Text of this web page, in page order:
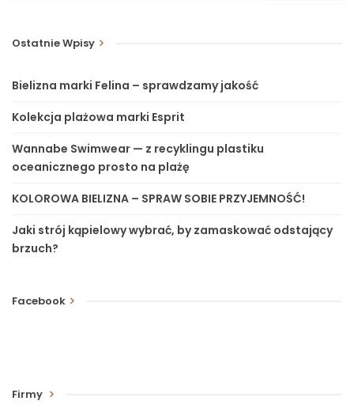
Ostatnie Wpisy
Bielizna marki Felina – sprawdzamy jakość
Kolekcja plażowa marki Esprit
Wannabe Swimwear — z recyklingu plastiku
oceanicznego prosto na plażę
KOLOROWA BIELIZNA – SPRAW SOBIE PRZYJEMNOŚĆ!
Jaki strój kąpielowy wybrać, by zamaskować odstający
brzuch?
Facebook
Firmy